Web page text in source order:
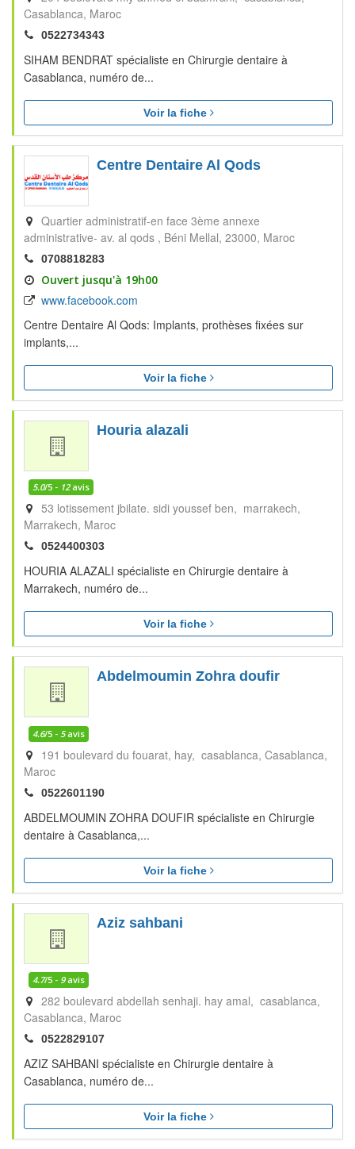
Casablanca Maroc
0522734343
SIHAM BENDRAT spécialiste en Chirurgie dentaire à
Casablanca, numéro de...
Voir la fiche
Centre Dentaire Al Qods
Quartier administratif-en face 3ème annexe
administrative- av. al qods
Béni Mellal 23000 Maroc
0708818283
Ouvert jusqu'à 19h00
www.facebook.com
Centre Dentaire Al Qods: Implants, prothèses fixées sur
implants,...
Voir la fiche
Houria alazali
5.0/5 - 12avis
53 lotissement jbilate. sidi youssef ben, marrakech
Marrakech Maroc
0524400303
HOURIA ALAZALI spécialiste en Chirurgie dentaire à
Marrakech, numéro de...
Voir la fiche
Abdelmoumin Zohra doufir
4.6/5 - 5avis
191 boulevard du fouarat, hay, casablanca Casablanca
Maroc
0522601190
ABDELMOUMIN ZOHRA DOUFIR spécialiste en Chirurgie
dentaire à Casablanca,...
Voir la fiche
Aziz sahbani
4.7/5 - 9avis
282 boulevard abdellah senhaji. hay amal, casablanca
Casablanca Maroc
0522829107
AZIZ SAHBANI spécialiste en Chirurgie dentaire à
Casablanca, numéro de...
Voir la fiche